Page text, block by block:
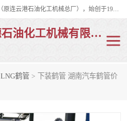
连云港华德石油化工机械有限公司（原连云港石油化工机械总厂），始创于1982年，是从事码头船用流体装卸臂、陆用流体装卸臂（鹤管）、活动梯、钢构平台、定量装车系统等全系列流体装卸设备的设计、制造、销售以及服务的专业供应商。
连云港华德石油化工机械有限公司
LNG鹤管 > 下装鹤管 湖南汽车鹤管价
液氯鹤管